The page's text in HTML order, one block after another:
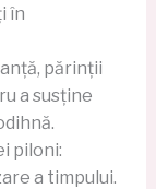
în
părinții
a susține
piloni:
a timpului.